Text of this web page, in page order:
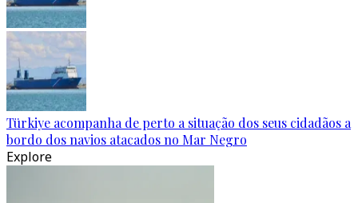
Türkiye acompanha de perto a situação dos seus cidadãos a
bordo dos navios atacados no Mar Negro
Explore